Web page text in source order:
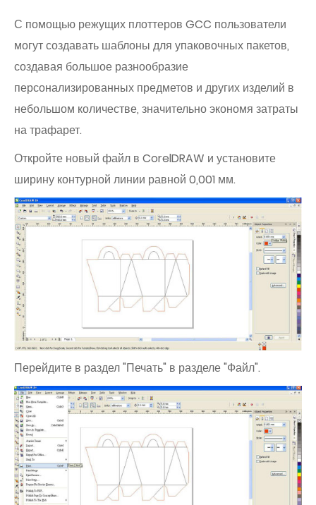
С помощью режущих плоттеров GCC пользователи
могут создавать шаблоны для упаковочных пакетов,
создавая большое разнообразие
персонализированных предметов и других изделий в
небольшом количестве, значительно экономя затраты
на трафарет.
Откройте новый файл в CorelDRAW и установите
ширину контурной линии равной 0,001 мм.
Перейдите в раздел "Печать" в разделе "Файл".